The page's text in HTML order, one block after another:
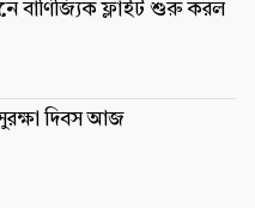
বাণিজ্যিক ফ্লাইট শুরু করল
সুরক্ষা দিবস আজ